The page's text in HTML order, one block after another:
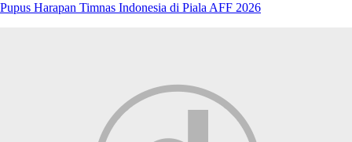
Pupus Harapan Timnas Indonesia di Piala AFF 2026